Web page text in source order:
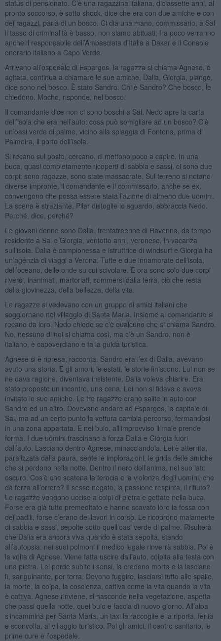
status di pensionato. C’è una ragazzina italiana, diciassette anni, al
pronto soccorso, è sotto shock, dice che era con due amiche e con
dei ragazzi, parla di un bosco. Ci dia una mano, commissario, a Sal
il tasso di criminalità è basso, non siamo abituati; fra poco verranno
anche il responsabile dell’Ambasciata d’Italia a Dakar e il Console
onorario italiano a Capo Verde.
Arrivano all’ospedale di Espargos, la ragazza si chiama Agnese, è
agitata, continua a chiamare le sue amiche, Dalia, Giorgia, piange,
dice sono nel bosco. È stato Sandro. Chi è Sandro? Che bosco, le
chiedono. Mocho, risponde, nel bosco.
Il comandante dice non ci sono boschi a Sal. Nedo apre la carta
dell’isola che era nell’auto: cosa può somigliare ad un bosco? C’è
un’oasi verde di palme, vicino alla spiaggia di Fontona, prima di
Palmeira, il porto dell’isola.
Si recano sul posto, cercano, ci mettono poco a capire. In una
buca, quasi completamente ricoperti di sabbia e sassi, ci sono due
corpi: sono ragazze, sono state massacrate. Sul terreno si notano
diverse impronte, il comandante e il commissario, anche se ex,
convengono che possa essere stata l’azione di almeno due uomini.
La scena è straziante, Pilar distoglie lo sguardo, abbraccia Nedo.
Perché, dice, perché?
Le giovani donne sono Dalia, trentatreenne di Ravenna, da tempo
residente a Sal e Giorgia, ventotto anni, veronese, in vacanza
sull’isola. Dalia è campionessa e istruttrice di windsurf e Giorgia ha
un’agenzia di viaggi a Verona. Tutte e due innamorate dell’isola,
dell’oceano, delle onde su cui scivolare. E ora sono solo due corpi
riversi, inanimati, martoriati, sommersi dalla terra, ciò che resta
della giovinezza, della bellezza, della vita.
Le ragazze si vedevano con un gruppo di amici italiani che
soggiornano nel villaggio di Santa Maria. Insieme al comandante si
recano da loro. Nedo chiede se c’è qualcuno che si chiama Sandro.
No, nessuno di noi si chiama così, ma c’è un Sandro, non è
italiano, è capoverdiano e fa la guida turistica.
Agnese si è ripresa, racconta. Sandro era l’ex di Dalia, avevano
avuto una storia. E gli amori, le estati, le storie finiscono. Lui non se
ne dava ragione, diventava insistente, Dalia voleva chiarire. Era
stato proposto un incontro, una cena. Lei non si fidava e aveva
invitato le sue amiche. Le tre ragazze erano salite in auto con
Sandro ed un altro. Dovevano andare ad Espargos, la capitale di
Sal, ma ad un certo punto la vettura cambia percorso, fermandosi
in una zona appartata. E nel buio, all’improvviso il male prende
forma. I due uomini trascinano a forza Dalia e Giorgia fuori
dall’auto. Lasciano dentro Agnese, minacciandola. Lei è atterrita,
paralizzata dalla paura, sente le implorazioni, le grida delle amiche
che si perdono nella notte. Dentro il nero dell’anima, nel suo lato
oscuro. Cos’è che scatena la ferocia e la violenza degli uomini, che
dà forza all’orrore? Il sesso negato, la passione respinta, il rifiuto?
Le ragazze vengono uccise a colpi di pietra e gettate nella buca.
Forse era già tutto premeditato e hanno scavato loro la fossa con
dei badili, forse c’erano dei lavori in corso. Le ricoprono malamente
di sabbia e sassi, sepolte sotto quell’oasi verde di palme. Risulterà
che Dalia era ancora viva quando è stata sepolta, stando
all’autopsia: nei suoi polmoni il medico legale rinverrà sabbia. Poi è
la volta di Agnese. Viene fatta uscire dall’auto, colpita alla testa con
una pietra. Lei perde subito i sensi, la credono morta e la lasciano
lì, sanguinante, per terra. Devono fuggire, lasciarsi tutto alle spalle,
la morte, la colpa, la coscienza, cattiva come la vita quando la vita
è cattiva. Agnese rinviene, si nasconde nella vegetazione, aspetta
che passi quella notte, quel buio e faccia di nuovo giorno. All’alba
s’incammina per Santa Maria, un taxi la raccoglie e la riporta, ferita
e sconvolta, al villaggio turistico. Poi gli amici, il centro sanitario, le
prime cure e l’ospedale.